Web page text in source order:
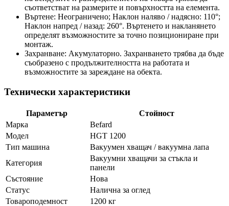
съответстват на размерите и повърхността на елемента.
Въртене: Неограничено; Наклон наляво / надясно: 110°;
Наклон напред / назад: 260°. Въртенето и накланянето
определят възможностите за точно позициониране при
монтаж.
Захранване: Акумулаторно. Захранването трябва да бъде
съобразено с продължителността на работата и
възможностите за зареждане на обекта.
Технически характеристики
Параметър
Стойност
Марка
Befard
Модел
HGT 1200
Тип машина
Вакуумен хващач / вакуумна лапа
Категория
Вакуумни хващачи за стъкла и
панели
Състояние
Нова
Статус
Налична за оглед
Товароподемност
1200 кг